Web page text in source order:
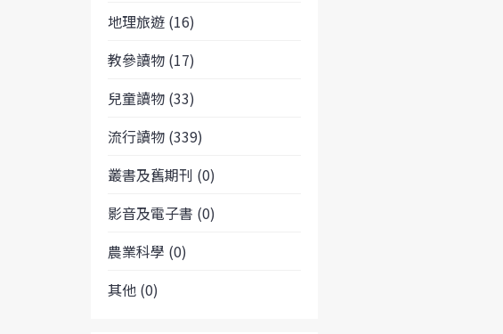
地理旅遊 (16)
教參讀物 (17)
兒童讀物 (33)
流行讀物 (339)
叢書及舊期刊 (0)
影音及電子書 (0)
農業科學 (0)
其他 (0)